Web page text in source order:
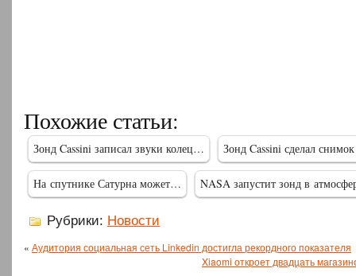
Похожие статьи:
Зонд Cassini записал звуки колец… Зонд Cassini сделал
На спутнике Сатурна может… NASA запустит зонд в
Рубрики: Новости
« Аудитория социальная сеть Linkedin достигла рекордного показателя
Xiaomi откроет двадцать